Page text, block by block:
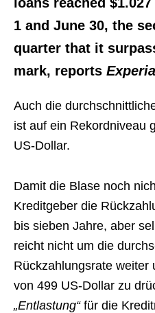
1 and June 30, the
quarter that it
mark, reports
Auch die
ist auf ein Rekordniveau
US-Dollar.
Damit die Blase noch
Kreditgeber die
bis sieben Jahre, aber
reicht nicht um die
Rückzahlungsrate weiter
von 499 US-Dollar zu
„Entlastung“für die